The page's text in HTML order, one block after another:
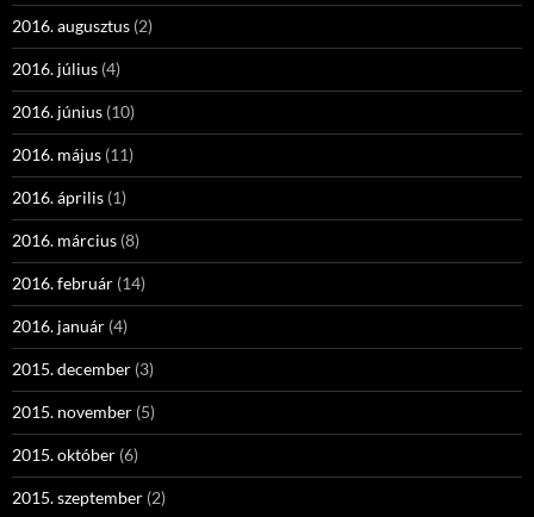
2016. augusztus (2)
2016. július (4)
2016. június (10)
2016. május (11)
2016. április (1)
2016. március (8)
2016. február (14)
2016. január (4)
2015. december (3)
2015. november (5)
2015. október (6)
2015. szeptember (2)